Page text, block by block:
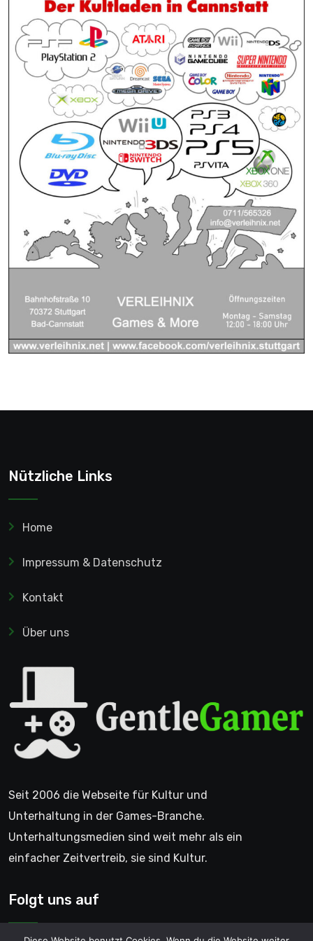
Nützliche Links
Home
Impressum & Datenschutz
Kontakt
Über uns
Seit 2006 die Webseite für Kultur und
Unterhaltung in der Games-Branche.
Unterhaltungsmedien sind weit mehr als ein
einfacher Zeitvertreib, sie sind Kultur.
Folgt uns auf